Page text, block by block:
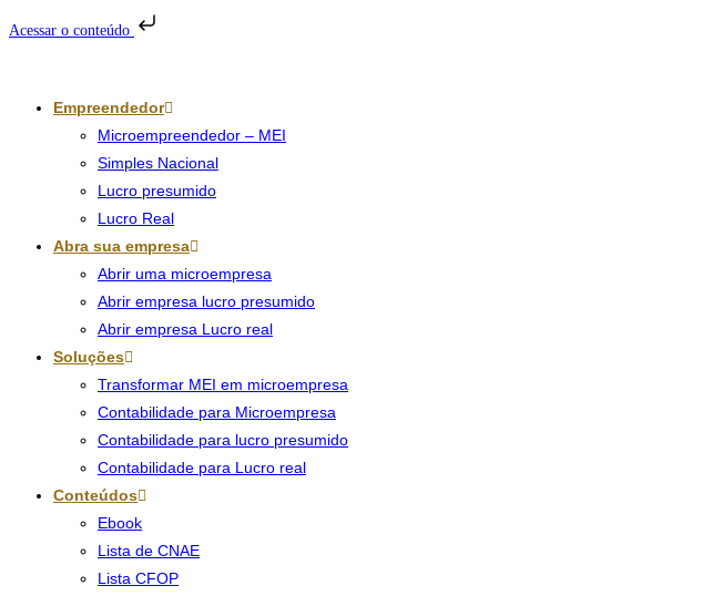
Acessar o conteúdo
Empreendedor
Microempreendedor – MEI
Simples Nacional
Lucro presumido
Lucro Real
Abra sua empresa
Abrir uma microempresa
Abrir empresa lucro presumido
Abrir empresa Lucro real
Soluções
Transformar MEI em microempresa
Contabilidade para Microempresa
Contabilidade para lucro presumido
Contabilidade para Lucro real
Conteúdos
Ebook
Lista de CNAE
Lista CFOP